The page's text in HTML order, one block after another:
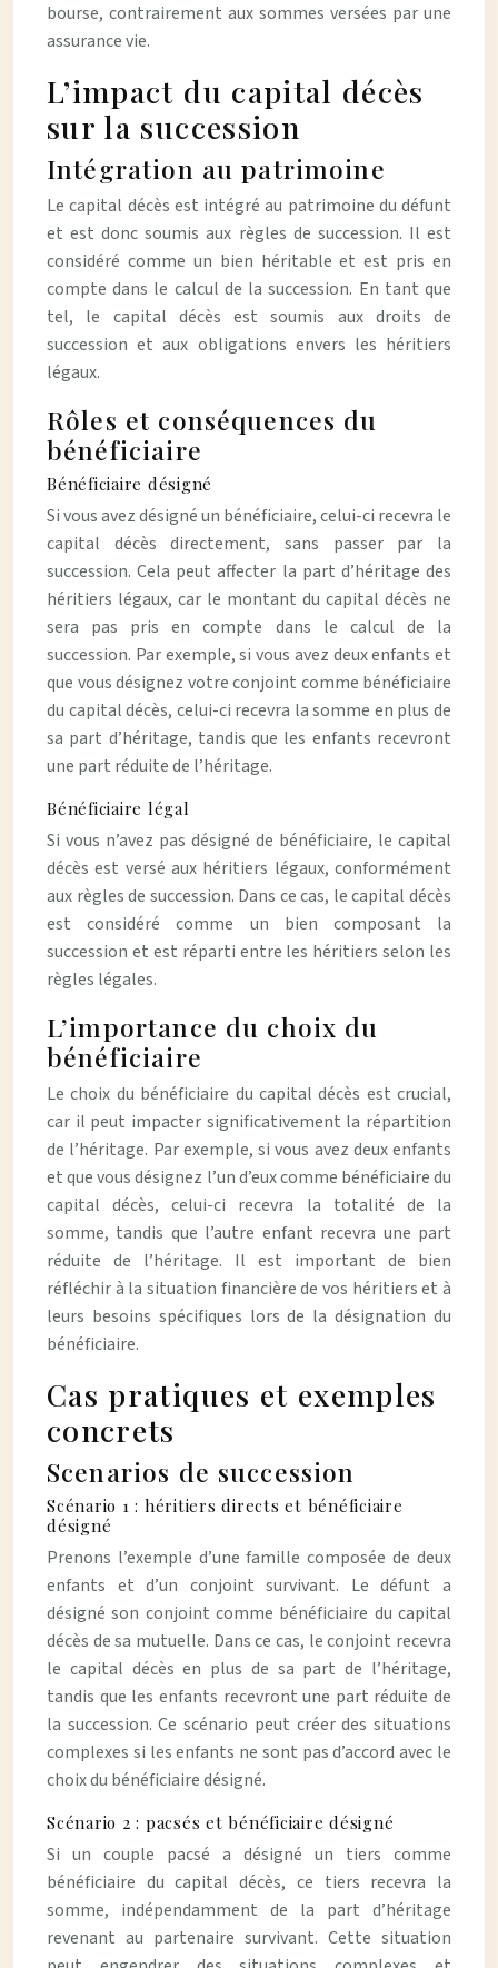
bourse, contrairement aux sommes versées par une
assurance vie.
L’impact du capital décès
sur la succession
Intégration au patrimoine
Le capital décès est intégré au patrimoine du défunt
et est donc soumis aux règles de succession. Il est
considéré comme un bien héritable et est pris en
compte dans le calcul de la succession. En tant que
tel, le capital décès est soumis aux droits de
succession et aux obligations envers les héritiers
légaux.
Rôles et conséquences du
bénéficiaire
Bénéficiaire désigné
Si vous avez désigné un bénéficiaire, celui-ci recevra le
capital décès directement, sans passer par la
succession. Cela peut affecter la part d’héritage des
héritiers légaux, car le montant du capital décès ne
sera pas pris en compte dans le calcul de la
succession. Par exemple, si vous avez deux enfants et
que vous désignez votre conjoint comme bénéficiaire
du capital décès, celui-ci recevra la somme en plus de
sa part d’héritage, tandis que les enfants recevront
une part réduite de l’héritage.
Bénéficiaire légal
Si vous n’avez pas désigné de bénéficiaire, le capital
décès est versé aux héritiers légaux, conformément
aux règles de succession. Dans ce cas, le capital décès
est considéré comme un bien composant la
succession et est réparti entre les héritiers selon les
règles légales.
L’importance du choix du
bénéficiaire
Le choix du bénéficiaire du capital décès est crucial,
car il peut impacter significativement la répartition
de l’héritage. Par exemple, si vous avez deux enfants
et que vous désignez l’un d’eux comme bénéficiaire du
capital décès, celui-ci recevra la totalité de la
somme, tandis que l’autre enfant recevra une part
réduite de l’héritage. Il est important de bien
réfléchir à la situation financière de vos héritiers et à
leurs besoins spécifiques lors de la désignation du
bénéficiaire.
Cas pratiques et exemples
concrets
Scenarios de succession
Scénario 1 : héritiers directs et bénéficiaire
désigné
Prenons l’exemple d’une famille composée de deux
enfants et d’un conjoint survivant. Le défunt a
désigné son conjoint comme bénéficiaire du capital
décès de sa mutuelle. Dans ce cas, le conjoint recevra
le capital décès en plus de sa part de l’héritage,
tandis que les enfants recevront une part réduite de
la succession. Ce scénario peut créer des situations
complexes si les enfants ne sont pas d’accord avec le
choix du bénéficiaire désigné.
Scénario 2 : pacsés et bénéficiaire désigné
Si un couple pacsé a désigné un tiers comme
bénéficiaire du capital décès, ce tiers recevra la
somme, indépendamment de la part d’héritage
revenant au partenaire survivant. Cette situation